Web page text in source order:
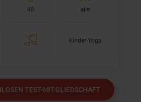
40 alle
Kinder-Yoga
TEST-MITGLIEDSCHAFT